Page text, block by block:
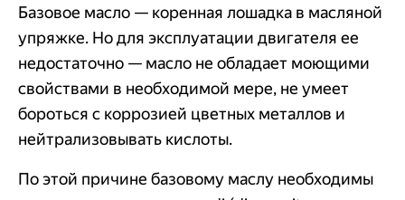
Базовое масло — коренная лошадка в масляной
упряжке. Но для эксплуатации двигателя ее
недостаточно — масло не обладает моющими
свойствами в необходимой мере, не умеет
бороться с коррозией цветных металлов и
нейтрализовывать кислоты.
По этой причине базовому маслу необходимы